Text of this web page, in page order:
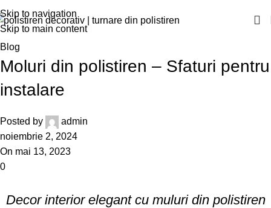
Skip to navigation
Skip to main content
Blog
Moluri din polistiren – Sfaturi pentru
instalare
Posted by
admin
noiembrie 2, 2024
On mai 13, 2023
0
Decor interior elegant cu muluri din polistiren